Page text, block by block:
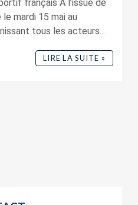
français A l’issue de
le mardi 15 mai au
tous les acteurs...
LIRE LA SUITE »